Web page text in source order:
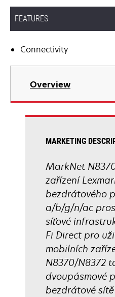
FEATURES
Connectivity
Overview
MARKETING
MarkNet
zařízení
bezdrátového
a/b/g/n/ac
síťové
Fi Direct pro
mobilních
N8370/N8372
dvoupásmové
bezdrátové